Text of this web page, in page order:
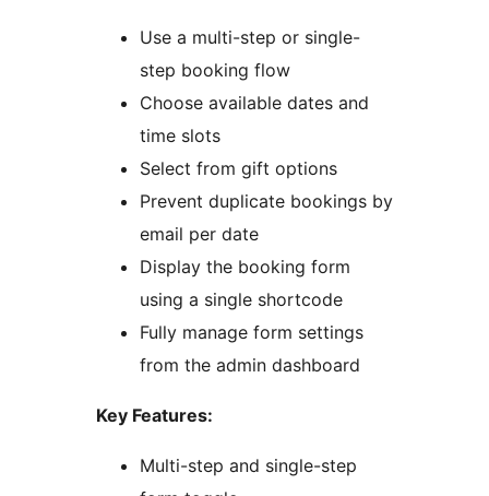
Use a multi-step or single-
step booking flow
Choose available dates and
time slots
Select from gift options
Prevent duplicate bookings by
email per date
Display the booking form
using a single shortcode
Fully manage form settings
from the admin dashboard
Key Features:
Multi-step and single-step